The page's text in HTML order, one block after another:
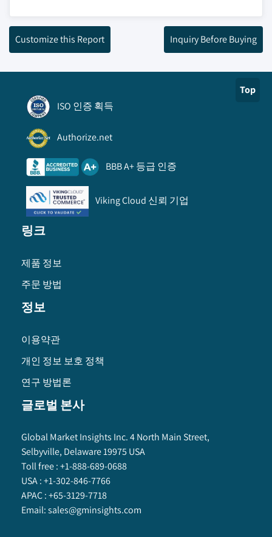
Customize this Report Inquiry Before Buying
Top
ISO 인증 획득
Authorize.net
BBB A+ 등급 인증
Viking Cloud 신뢰 기업
링크
제품 정보
주문 방법
정보
이용약관
개인 정보 보호 정책
연구 방법론
글로벌 본사
Global Market Insights Inc. 4 North Main Street,
Selbyville, Delaware 19975 USA
Toll free :+1-888-689-0688
USA :+1-302-846-7766
APAC :+65-3129-7718
Email:sales@gminsights.com